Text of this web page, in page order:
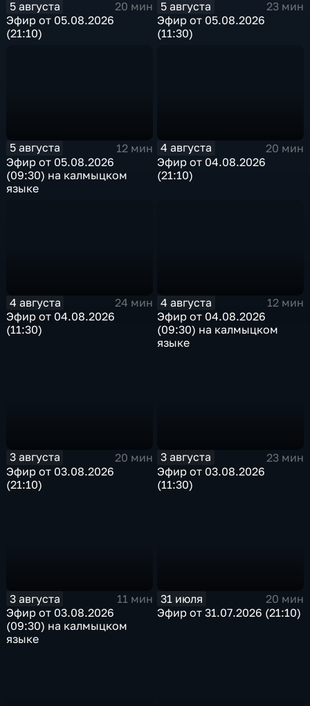
5 августа
20 мин
Эфир от 05.08.2026
(21:10)
5 августа
23 мин
Эфир от 05.08.2026
(11:30)
5 августа
12 мин
Эфир от 05.08.2026
(09:30) на калмыцком
языке
4 августа
20 мин
Эфир от 04.08.2026
(21:10)
4 августа
24 мин
Эфир от 04.08.2026
(11:30)
4 августа
12 мин
Эфир от 04.08.2026
(09:30) на калмыцком
языке
3 августа
20 мин
Эфир от 03.08.2026
(21:10)
3 августа
23 мин
Эфир от 03.08.2026
(11:30)
3 августа
11 мин
Эфир от 03.08.2026
(09:30) на калмыцком
языке
31 июля
20 мин
Эфир от 31.07.2026 (21:10)